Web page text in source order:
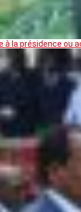
la présidence ou